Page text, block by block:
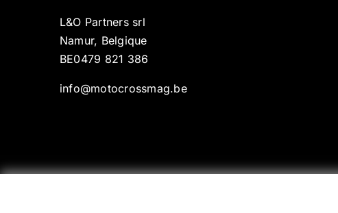
L&O Partners srl
Namur, Belgique
BE0479 821 386
info@motocrossmag.be